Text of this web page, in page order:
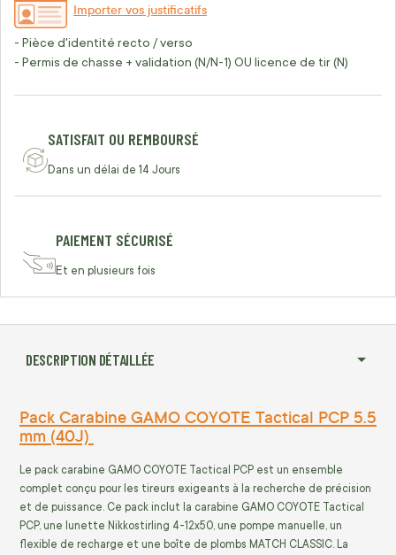
Importer vos justificatifs
- Pièce d'identité recto / verso
- Permis de chasse + validation (N/N-1) OU licence de tir (N)
SATISFAIT OU REMBOURSÉ
Dans un délai de 14 Jours
PAIEMENT SÉCURISÉ
Et en plusieurs fois
DESCRIPTION DÉTAILLÉE
Pack Carabine GAMO COYOTE Tactical PCP 5.5
mm (40J)
Le pack carabine GAMO COYOTE Tactical PCP est un ensemble
complet conçu pour les tireurs exigeants à la recherche de précision
et de puissance. Ce pack inclut la carabine GAMO COYOTE Tactical
PCP, une lunette Nikkostirling 4-12x50, une pompe manuelle, un
flexible de recharge et une boîte de plombs MATCH CLASSIC. La